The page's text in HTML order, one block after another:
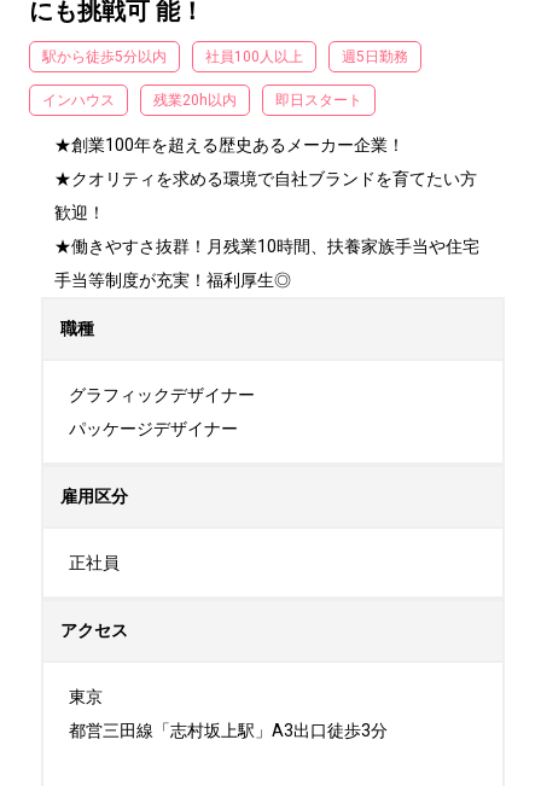
にも挑戦可 能！
駅から徒歩5分以内 社員100人以上 週5日勤務
インハウス 残業20h以内 即日スタート
★創業100年を超える歴史あるメーカー企業！
★クオリティを求める環境で自社ブランドを育てたい方
歓迎！
★働きやすさ抜群！月残業10時間、扶養家族手当や住宅
手当等制度が充実！福利厚生◎
職種
グラフィックデザイナー
パッケージデザイナー
雇用区分
正社員
アクセス
東京
都営三田線「志村坂上駅」A3出口徒歩3分